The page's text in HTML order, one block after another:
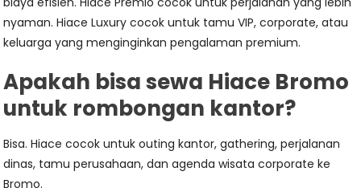
nyaman. Hiace Luxury cocok untuk tamu VIP, corporate, atau
keluarga yang menginginkan pengalaman premium.
Apakah bisa sewa Hiace Bromo
untuk rombongan kantor?
Bisa. Hiace cocok untuk outing kantor, gathering, perjalanan
dinas, tamu perusahaan, dan agenda wisata corporate ke
Bromo.